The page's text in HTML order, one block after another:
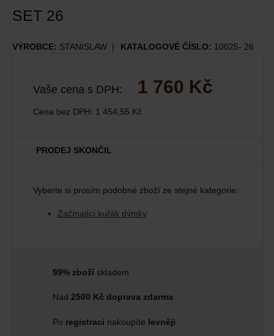
SET 26
VÝROBCE: STANISLAW KATALOGOVÉ ČÍSLO: 10025- 26
Vaše cena s DPH: 1 760 Kč
Cena bez DPH: 1 454,55 Kč
PRODEJ SKONČIL
Vyberte si prosím podobné zboží ze stejné kategorie:
Začínající kuřák dýmky
99% zbožískladem
Nad 2500 Kč doprava zdarma
Po registraci nakoupíte levněji